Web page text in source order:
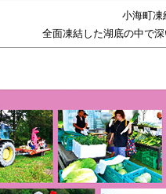
小海町
全面凍結した湖底の中で